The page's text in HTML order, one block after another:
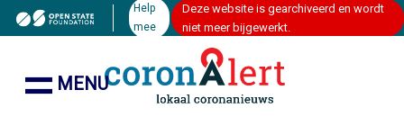
Help
mee
Deze website is gearchiveerd en wordt
niet meer bijgewerkt.
MENU